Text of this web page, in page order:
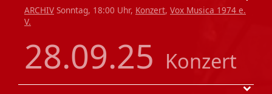
ARCHIV Sonntag, 18:00 Uhr, Konzert, Vox Musica 1974 e.
V.
28.09.25 Konzert